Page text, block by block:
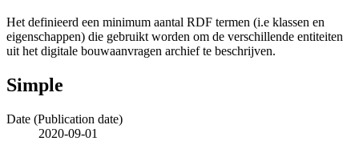
Het definieerd een minimum aantal RDF termen (i.e klassen en
eigenschappen) die gebruikt worden om de verschillende entiteiten
uit het digitale bouwaanvragen archief te beschrijven.
Simple
Date (Publication date)
2020-09-01